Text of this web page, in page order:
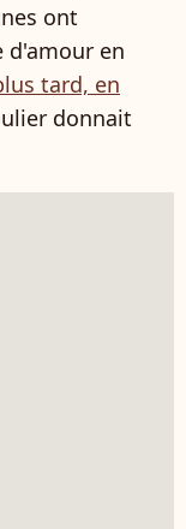
ont
en
tard, en
donnait